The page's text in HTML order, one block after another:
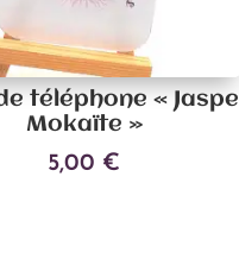
téléphone « Jaspe
Mokaïte »
5,00 €